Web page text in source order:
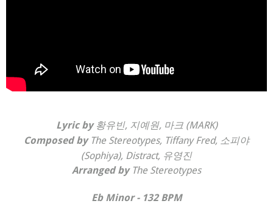
Lyric by황유빈, 지예원, 마크 (MARK)
Composed by The Stereotypes, Tiffany Fred, 소피야
(Sophiya), Distract, 유영진
Arranged byThe Stereotypes
Eb Minor - 132 BPM